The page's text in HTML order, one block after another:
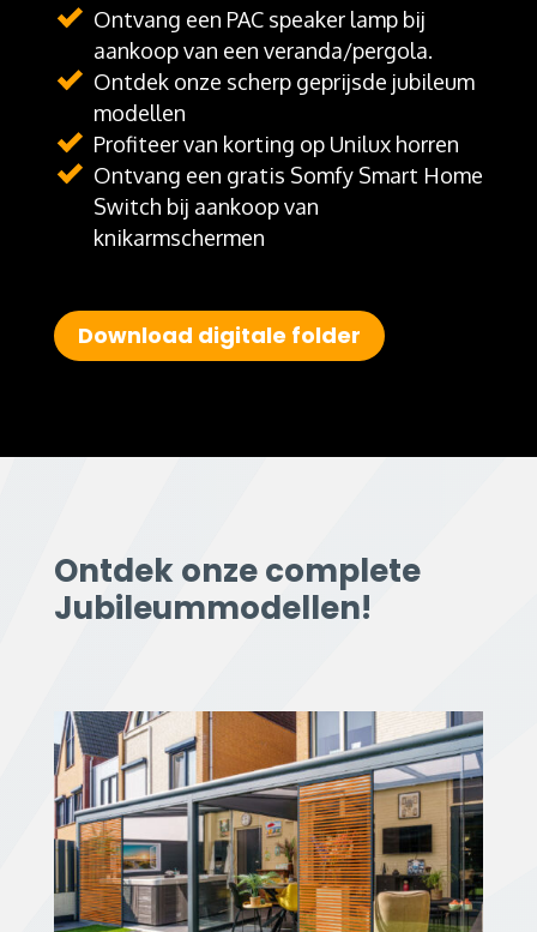
Ontvang een PAC speaker lamp bij
aankoop van een veranda/pergola.
Ontdek onze scherp geprijsde jubileum
modellen
Profiteer van korting op Unilux horren
Ontvang een gratis Somfy Smart Home
Switch bij aankoop van
knikarmschermen
Download digitale folder
Ontdek onze complete
Jubileummodellen!